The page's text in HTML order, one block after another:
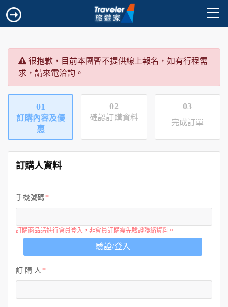
很抱歉，目前本團暫不提供線上報名，如有行程需
求，請來電洽詢。
01
訂購內容及優
惠
02
確認訂購資料
03
完成訂單
訂購人資料
手機號碼
訂購商品請進行會員登入，非會員訂購需先驗證聯絡資料。
驗證/登入
訂 購 人